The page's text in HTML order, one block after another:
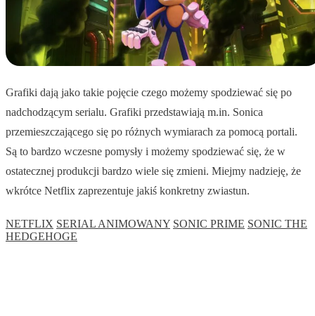
Grafiki dają jako takie pojęcie czego możemy spodziewać się po
nadchodzącym serialu. Grafiki przedstawiają m.in. Sonica
przemieszczającego się po różnych wymiarach za pomocą portali.
Są to bardzo wczesne pomysły i możemy spodziewać się, że w
ostatecznej produkcji bardzo wiele się zmieni. Miejmy nadzieję, że
wkrótce Netflix zaprezentuje jakiś konkretny zwiastun.
NETFLIX SERIAL ANIMOWANY SONIC PRIME SONIC THE
HEDGEHOGE